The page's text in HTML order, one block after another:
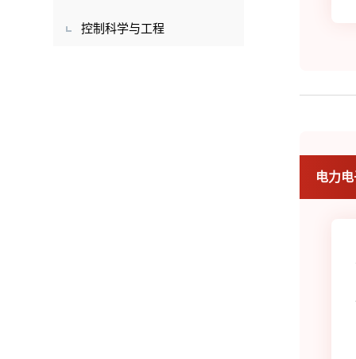
控制科学与工程
电力